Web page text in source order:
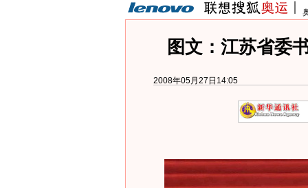
图文：江苏省委
2008年05月27日14:05